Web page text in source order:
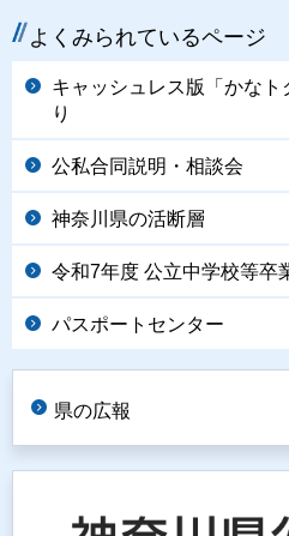
よくみられているページ
キャッシュレス版「かな
り
公私合同説明・相談会
神奈川県の活断層
令和7年度 公立中学校等卒
パスポートセンター
県の広報